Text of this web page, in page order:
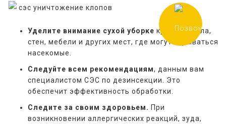
Уделите внимание сухой уборке кровати, пола,
стен, мебели и других мест, где могут скрываться
насекомые.
Следуйте всем рекомендациям, данным вам
специалистом СЭС по дезинсекции. Это
обеспечит эффективность обработки.
Следите за своим здоровьем. При
возникновении аллергических реакций, зуда,